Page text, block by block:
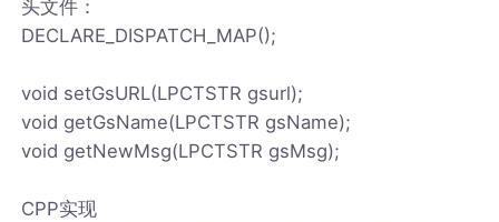
头文件：
DECLARE_DISPATCH_MAP();
void setGsURL(LPCTSTR gsurl);
void getGsName(LPCTSTR gsName);
void getNewMsg(LPCTSTR gsMsg);
CPP实现